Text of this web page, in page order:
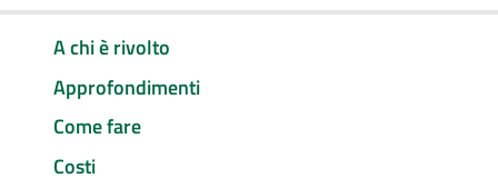
A chi è rivolto
Approfondimenti
Come fare
Costi